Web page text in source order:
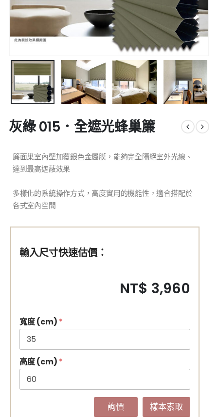
灰綠 015．全遮光蜂巢簾
簾面巢室內壁加覆銀色金屬膜，能夠完全隔絕室外光線、
達到最高遮蔽效果
多樣化的系統操作方式，高度實用的機能性，適合搭配於
各式室內空間
輸入尺寸快速估價：
NT$ 3,960
寬度 (cm) *
高度 (cm) *
詢價 樣本索取